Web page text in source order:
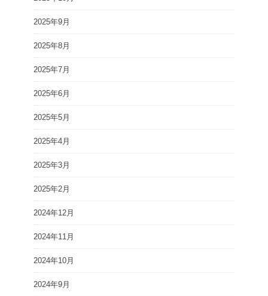
2025年9月
2025年8月
2025年7月
2025年6月
2025年5月
2025年4月
2025年3月
2025年2月
2024年12月
2024年11月
2024年10月
2024年9月